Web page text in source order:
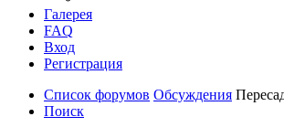
Галерея
FAQ
Вход
Регистрация
Список форумов Обсуждения
Поиск